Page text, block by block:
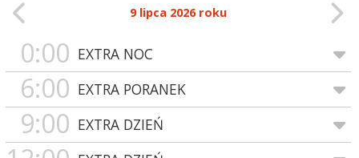
9 lipca 2026 roku
0:00 EXTRA NOC
6:00 EXTRA PORANEK
9:00 EXTRA DZIEŃ